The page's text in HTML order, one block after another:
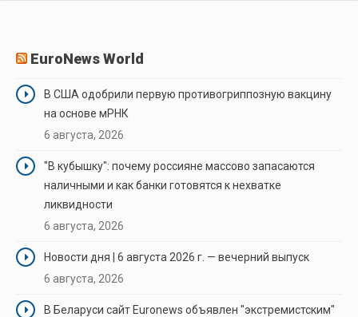
EuroNews World
В США одобрили первую противогриппозную вакцину
на основе мРНК
6 августа, 2026
"В кубышку": почему россияне массово запасаются
наличными и как банки готовятся к нехватке
ликвидности
6 августа, 2026
Новости дня | 6 августа 2026 г. — вечерний выпуск
6 августа, 2026
В Беларуси сайт Euronews объявлен "экстремистским"